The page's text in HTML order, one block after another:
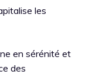
les
en sérénité et
des